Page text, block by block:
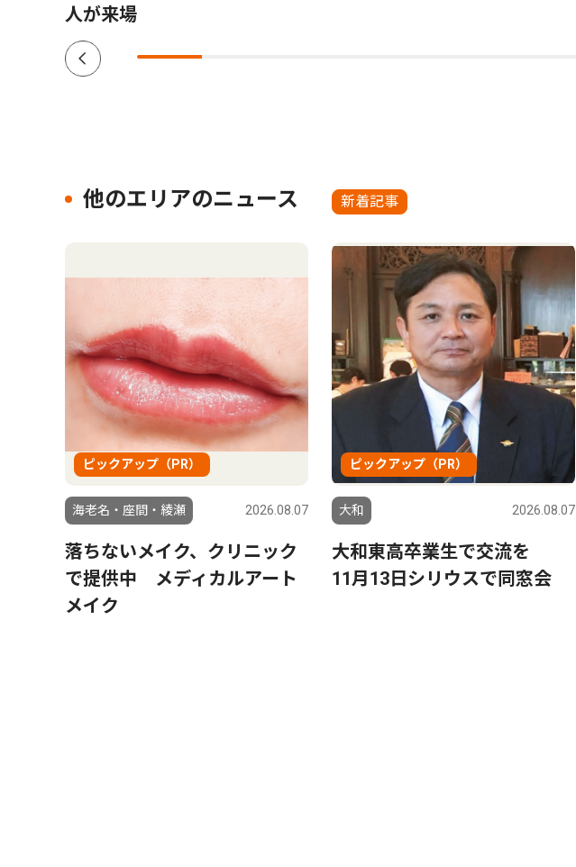
人が来場
他のエリアのニュース 新着記事
ピックアップ（PR）
海老名・座間・綾瀬 2026.08.07
落ちないメイク、クリニック
で提供中 メディカルアート
メイク
ピックアップ（PR）
大和 2026.08.07
大和東高卒業生で交流を
11月13日シリウスで同窓会